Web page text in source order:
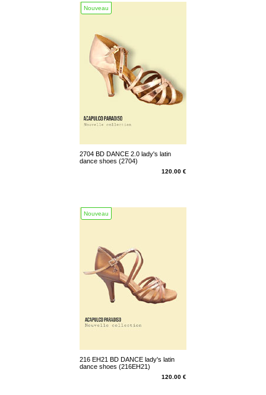
Nouveau
2704 BD DANCE 2.0 lady's latin
dance shoes (2704)
120.00 €
Nouveau
216 EH21 BD DANCE lady's latin
dance shoes (216EH21)
120.00 €